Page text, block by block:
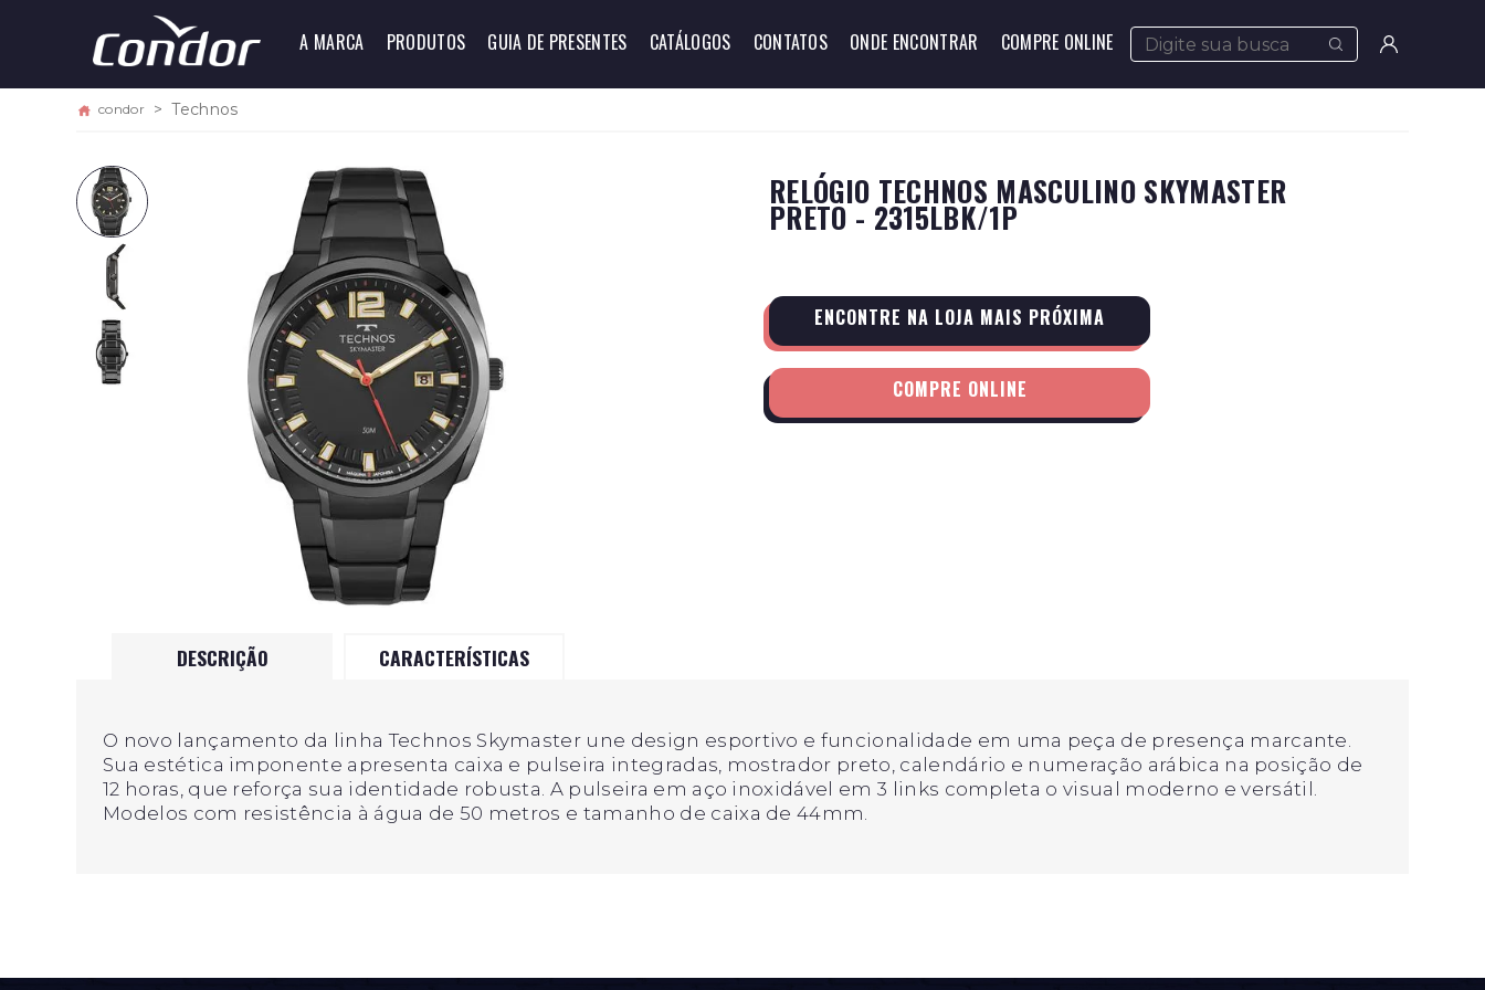
A MARCA PRODUTOS GUIA DE PRESENTES CATÁLOGOS CONTATOS ONDE ENCONTRAR COMPRE ONLINE
condor Technos
RELÓGIO TECHNOS MASCULINO SKYMASTER
PRETO - 2315LBK/1P
ENCONTRE NA LOJA MAIS PRÓXIMA
COMPRE ONLINE
DESCRIÇÃO CARACTERÍSTICAS
O novo lançamento da linha Technos Skymaster une design esportivo e funcionalidade em uma peça de presença marcante.
Sua estética imponente apresenta caixa e pulseira integradas, mostrador preto, calendário e numeração arábica na posição de
12 horas, que reforça sua identidade robusta. A pulseira em aço inoxidável em 3 links completa o visual moderno e versátil.
Modelos com resistência à água de 50 metros e tamanho de caixa de 44mm.